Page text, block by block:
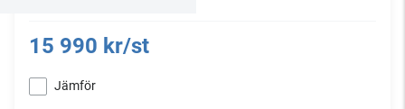
15 990 kr/st
Jämför